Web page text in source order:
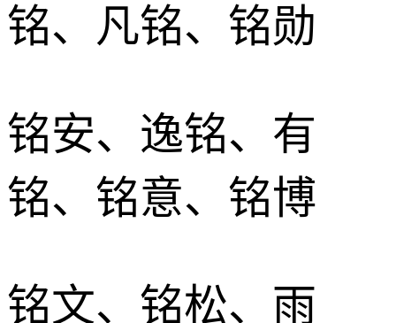
铭、凡铭、铭勋
铭安、逸铭、有
铭、铭意、铭博
铭文、铭松、雨